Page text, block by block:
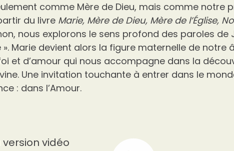
comme Mère de Dieu, mais comme notre
du livre Marie, Mère de Dieu, Mère de l’Église,
nous explorons le sens profond des paroles de
Marie devient alors la figure maternelle de notre
et d’amour qui nous accompagne dans la
Une invitation touchante à entrer dans le
: dans l’Amour.
version vidéo